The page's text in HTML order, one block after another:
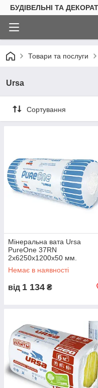
БУДІВЕЛЬНІ ТА
Товари та послуги
Ursa
Сортування
Мінеральна вата Ursa
PureOne 37RN
2x6250х1200х50 мм.
паковання 15 м2
Немає в наявності
від 1 134 ₴